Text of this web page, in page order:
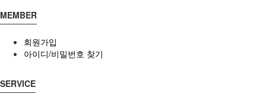
MEMBER
회원가입
아이디/비밀번호 찾기
SERVICE